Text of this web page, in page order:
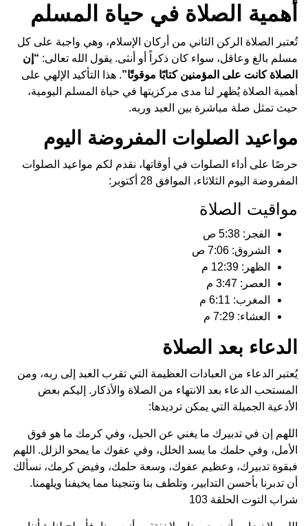
أهمية الصلاة في حياة المسلم
تُعتبر الصلاة الركن الثاني من أركان الإسلام، وهي واجبة على كل
مسلم بالغ وعاقل، سواء كان ذكراً أو أنثى. يقول الله تعالى: “إن
الصلاة كانت على المؤمنين كتابًا موقوتًا”. هذا التأكيد الإلهي على
أهمية الصلاة يُظهر لنا مدى مركزيتها في حياة المسلم اليومية،
حيث تمثل صلة مباشرة بين العبد وربه.
مواعيد الصلوات المفروضة اليوم
حرصًا على أداء الصلوات في أوقاتها، نقدم لكم مواعيد الصلوات
المفروضة اليوم الثلاثاء، الموافق 28 أكتوبر:
مواقيت الصلاة
الفجر: 5:38 ص
الشروق: 7:06 ص
الظهر: 12:39 م
العصر: 3:47 م
المغرب: 6:11 م
العشاء: 7:29 م
الدعاء بعد الصلاة
يُعتبر الدعاء من العبادات العظيمة التي تقرب العبد إلى ربه، ومن
المستحب الدعاء بعد الانتهاء من الصلاة والأذكار. إليكم بعض
الأدعية الجميلة التي يمكن ترديدها:
اللهم إن في تدبيرك ما يغني عن الحيل، وفي كرمك ما هو فوق
الأمل، وفي حلمك ما يسد الخلل، وفي عفوك ما يمحو الزلل. اللهم
فبقوة تدبيرك، وعظيم عفوك، وسعة حلمك، وفيض كرمك، نسألك
أن تدبرنا بأحسن التدابير، وتلطف بنا وتنجينا مما يخيفنا ويلهمنا.
شراب التوت الحلقة 103